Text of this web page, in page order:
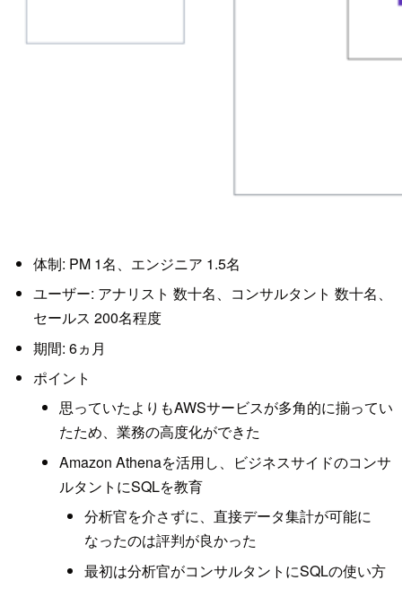
体制: PM 1名、エンジニア 1.5名
ユーザー: アナリスト 数十名、コンサルタント 数十名、
セールス 200名程度
期間: 6ヵ月
ポイント
思っていたよりもAWSサービスが多角的に揃ってい
たため、業務の高度化ができた
Amazon Athenaを活用し、ビジネスサイドのコンサ
ルタントにSQLを教育
分析官を介さずに、直接データ集計が可能に
なったのは評判が良かった
最初は分析官がコンサルタントにSQLの使い方